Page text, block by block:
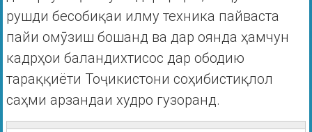
рушди бесобиқаи илму техника пайваста
пайи омӯзиш бошанд ва дар оянда ҳамчун
кадрҳои баландихтисос дар ободию
тараққиёти Тоҷикистони соҳибистиқлол
саҳми арзандаи худро гузоранд.